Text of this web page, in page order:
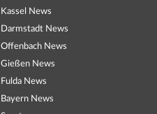
Kassel News
Darmstadt News
Offenbach News
Gießen News
Fulda News
Bayern News